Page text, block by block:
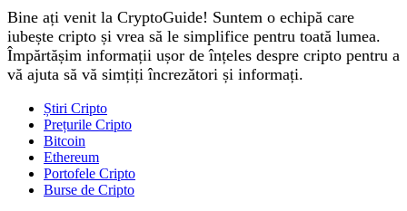
Bine ați venit la CryptoGuide! Suntem o echipă care
iubește cripto și vrea să le simplifice pentru toată lumea.
Împărtășim informații ușor de înțeles despre cripto pentru a
vă ajuta să vă simțiți încrezători și informați.
Știri Cripto
Prețurile Cripto
Bitcoin
Ethereum
Portofele Cripto
Burse de Cripto